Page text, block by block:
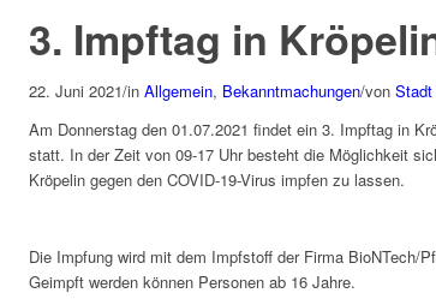
3. Impftag in
22. Juni 2021/in Allgemein, Bekanntmachungen/von
Am Donnerstag den 01.07.2021 findet ein 3. Impftag in
statt. In der Zeit von 09-17 Uhr besteht die Möglichkeit
Kröpelin gegen den COVID-19-Virus impfen zu lassen.
Die Impfung wird mit dem Impfstoff der Firma BioNTech/
Geimpft werden können Personen ab 16 Jahre.